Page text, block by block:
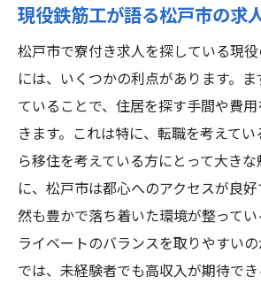
現役鉄筋工が語る松戸市の求
松戸市で寮付き求人を探している現
には、いくつかの利点があります。
ていることで、住居を探す手間や費
きます。これは特に、転職を考えて
ら移住を考えている方にとって大き
に、松戸市は都心へのアクセスが良
然も豊かで落ち着いた環境が整って
ライベートのバランスを取りやすい
では、未経験者でも高収入が期待で